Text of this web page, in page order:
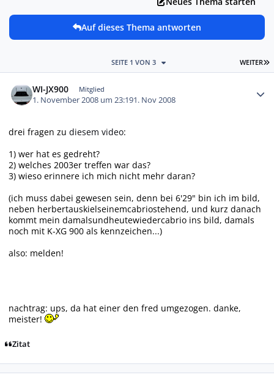
Auf dieses Thema antworten
WEITER
SEITE 1 VON 3
WI-JX900 Mitglied
1. November 2008 um 23:191. Nov 2008
drei fragen zu diesem video:
1) wer hat es gedreht?
2) welches 2003er treffen war das?
3) wieso erinnere ich mich nicht mehr daran?
(ich muss dabei gewesen sein, denn bei 6'29" bin ich im bild,
neben herbertauskielseinemcabriostehend, und kurz danach
kommt mein damalsundheutewiedercabrio ins bild, damals
noch mit K-XG 900 als kennzeichen...)
also: melden!
nachtrag: ups, da hat einer den fred umgezogen. danke,
meister!
Zitat